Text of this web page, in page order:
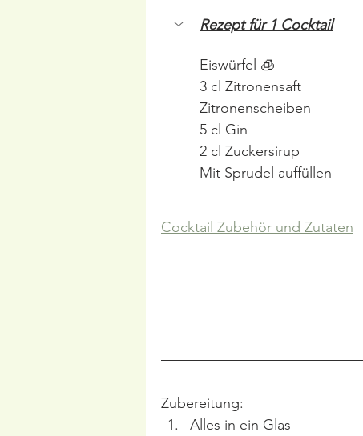
Rezept für 1 Cocktail
Eiswürfel 🧊
3 cl Zitronensaft
Zitronenscheiben
5 cl Gin
2 cl Zuckersirup
Mit Sprudel auffüllen
Cocktail Zubehör und Zutaten
Zubereitung:
Alles in ein Glas